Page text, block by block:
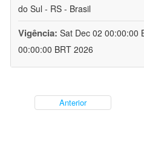
do Sul - RS - Brasil
Vigência: Sat Dec 02 00:00:00
00:00:00 BRT 2026
Anterior